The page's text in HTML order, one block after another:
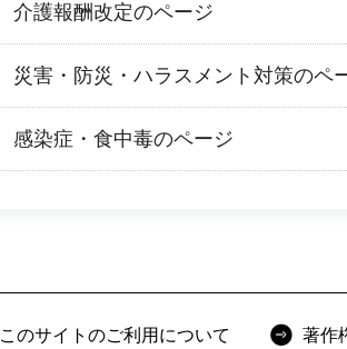
介護報酬改定のページ
災害・防災・ハラスメント対策のペ
感染症・食中毒のページ
このサイトのご利用について 著作